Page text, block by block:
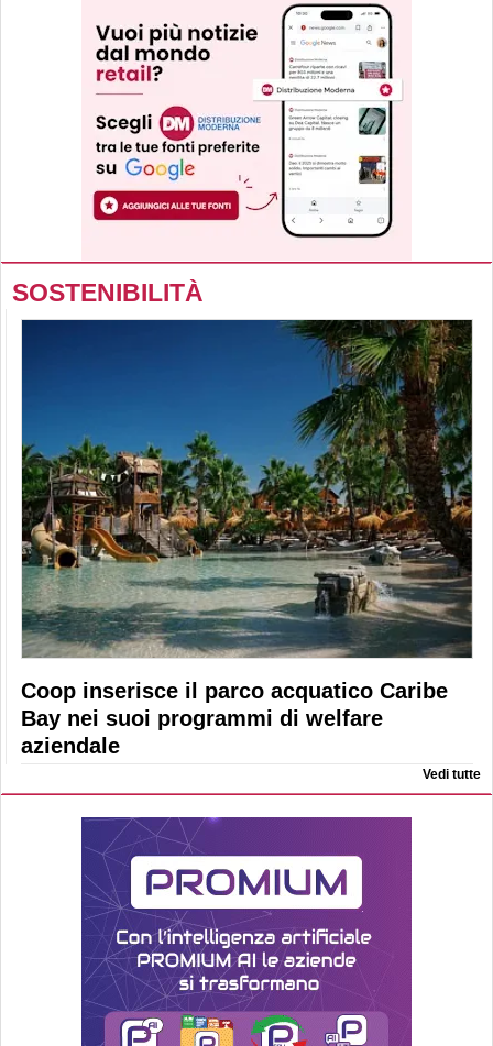
SOSTENIBILITÀ
Coop inserisce il parco acquatico Caribe
Bay nei suoi programmi di welfare
aziendale
Vedi tutte